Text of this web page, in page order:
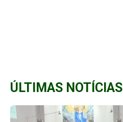
ÚLTIMAS NOTÍCIAS